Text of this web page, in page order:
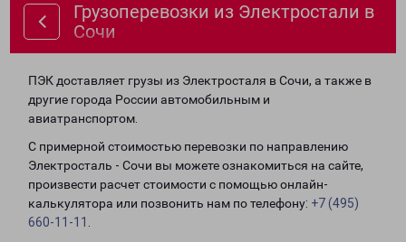
Грузоперевозки из Электростали в
Сочи
ПЭК доставляет грузы из Электросталя в Сочи, а также в
другие города России автомобильным и
авиатранспортом.
С примерной стоимостью перевозки по направлению
Электросталь - Сочи вы можете ознакомиться на сайте,
произвести расчет стоимости с помощью онлайн-
калькулятора или позвонить нам по телефону: +7 (495)
660-11-11